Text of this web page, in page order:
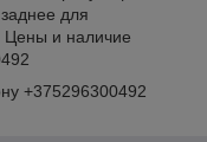
для
и наличие
+375296300492